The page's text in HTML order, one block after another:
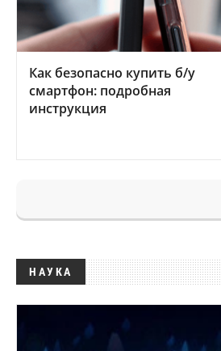
Как безопасно купить б/у
смартфон: подробная
инструкция
НАУКА